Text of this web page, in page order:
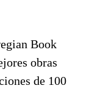
Book
obras
de 100